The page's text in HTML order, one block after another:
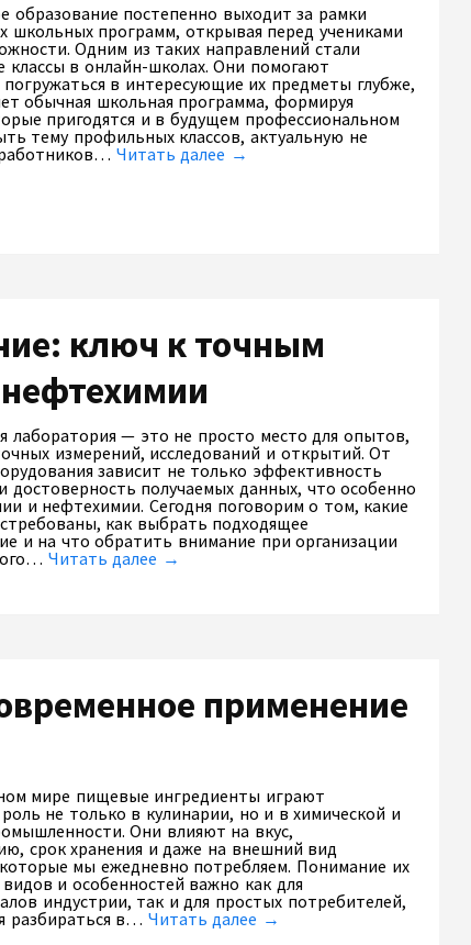
образование постепенно выходит за рамки
школьных программ, открывая перед учениками
Одним из таких направлений стали
классы в онлайн-школах. Они помогают
в интересующие их предметы глубже,
обычная школьная программа, формируя
пригодятся и в будущем профессиональном
тему профильных классов, актуальную не
Читать далее →
ключ к точным
лаборатория — это не просто место для опытов,
измерений, исследований и открытий. От
зависит не только эффективность
достоверность получаемых данных, что особенно
и нефтехимии. Сегодня поговорим о том, какие
как выбрать подходящее
и на что обратить внимание при организации
Читать далее →
применение
мире пищевые ингредиенты играют
не только в кулинарии, но и в химической и
Они влияют на вкус,
срок хранения и даже на внешний вид
мы ежедневно потребляем. Понимание их
видов и особенностей важно как для
индустрии, так и для простых потребителей,
разбираться в… Читать далее →